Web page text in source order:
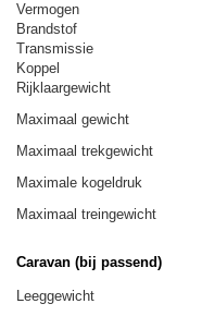
Vermogen
Brandstof
Transmissie
Koppel
Rijklaargewicht
Maximaal gewicht
Maximaal trekgewicht
Maximale kogeldruk
Maximaal treingewicht
Caravan (bij passend)
Leeggewicht